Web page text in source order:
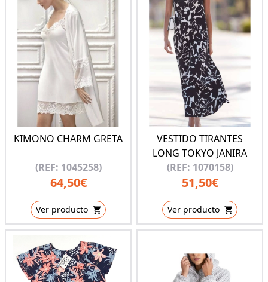
KIMONO CHARM GRETA
(REF: 1045258)
64,50€
Ver producto
VESTIDO TIRANTES
LONG TOKYO JANIRA
(REF: 1070158)
51,50€
Ver producto